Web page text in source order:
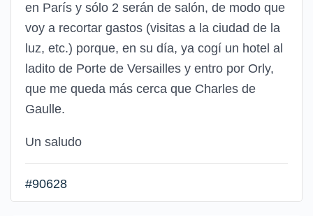
en París y sólo 2 serán de salón, de modo que
voy a recortar gastos (visitas a la ciudad de la
luz, etc.) porque, en su día, ya cogí un hotel al
ladito de Porte de Versailles y entro por Orly,
que me queda más cerca que Charles de
Gaulle.
Un saludo
#90628